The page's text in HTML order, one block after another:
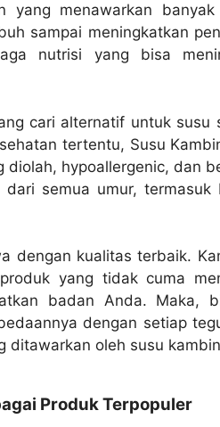
yang menawarkan banyak
sampai meningkatkan
nutrisi yang bisa
cari alternatif untuk susu
tertentu, Susu
diolah, hypoallergenic, dan
semua umur, termasuk
dengan kualitas terbaik.
yang tidak cuma
badan Anda. Maka,
dengan setiap
ditawarkan oleh susu
Produk Terpopuler